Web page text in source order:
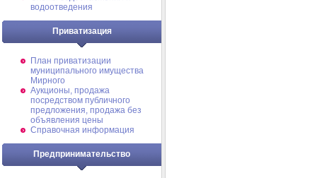
водоотведения
Приватизация
План приватизации
муниципального имущества
Мирного
Аукционы, продажа
посредством публичного
предложения, продажа без
объявления цены
Справочная информация
Предпринимательство